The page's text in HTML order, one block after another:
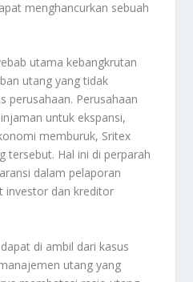
menghancurkan sebuah
utama kebangkrutan
utang yang tidak
perusahaan. Perusahaan
untuk ekspansi,
memburuk, Sritex
tersebut. Hal ini di perparah
dalam pelaporan
investor dan kreditor
di ambil dari kasus
utang yang